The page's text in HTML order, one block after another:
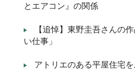
とエアコン』の関係
【追悼】東野圭吾さんの
い仕事」
アトリエのある平屋住宅